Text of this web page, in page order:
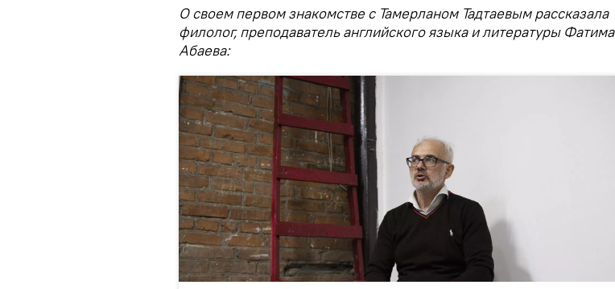
О своем первом знакомстве с Тамерланом Тадтаевым рассказала
филолог, преподаватель английского языка и литературы Фатима
Абаева: